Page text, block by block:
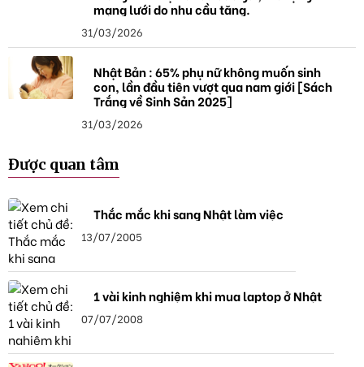
mạng lưới do nhu cầu tăng.
31/03/2026
Nhật Bản : 65% phụ nữ không muốn sinh
con, lần đầu tiên vượt qua nam giới [Sách
Trắng về Sinh Sản 2025]
31/03/2026
Được quan tâm
Thắc mắc khi sang Nhật làm việc
13/07/2005
1 vài kinh nghiệm khi mua laptop ở Nhật
07/07/2008